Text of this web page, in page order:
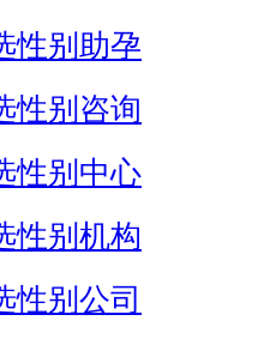
性别助孕
性别咨询
性别中心
性别机构
性别公司